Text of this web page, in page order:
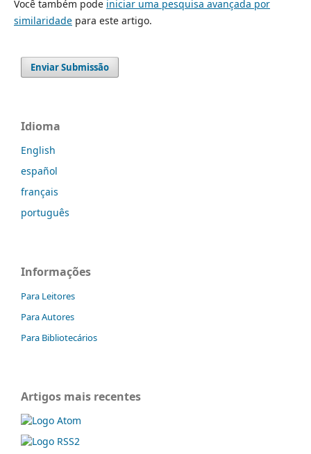
Você também pode iniciar uma pesquisa avançada por
similaridadepara este artigo.
Enviar Submissão
Idioma
English
español
français
português
Informações
Para Leitores
Para Autores
Para Bibliotecários
Artigos mais recentes